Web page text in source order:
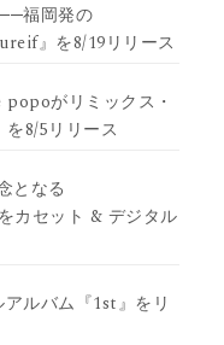
福岡発の
』を8/19リリース
がリミックス・
8/5リリース
となる
カセット & デジタル
ルバム『1st』をリ